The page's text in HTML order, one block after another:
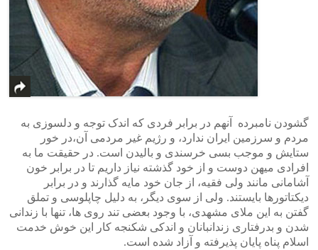
گشودن نامبرده آنهم در برابر فردی که اندک توجه و دلسوزی به
مردم و سرزمین ایران ندارد، و رژیم غیر مردمی آن،در خور
ستایش و موجب بسی خرسندی و بالیدن است. در حقیقت ما به
افرادی میهن دوست و از خود گذشته نیاز داریم تا در برابر خون
آشامانی مانند ولی فقیه، از جان خود مایه گذارند و در برابر
دیکتاتورها بایستند. ولی از سوی دیگر، به دلیل چاپلوسی و تملق
گفتن به این ملای مشهدی، با وجود بعضی تند روی ها، تنها با زندانی
شدن و بدرفتاری زندانبانان و اندکی شکنجه کار این خوش خدمت
اسلام پناه پایان پذیرفته و آزاد شده است.